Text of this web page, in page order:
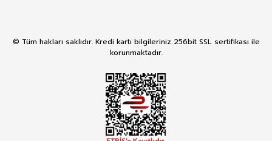
© Tüm hakları saklıdır. Kredi kartı bilgileriniz 256bit SSL sertifikası ile
korunmaktadır.